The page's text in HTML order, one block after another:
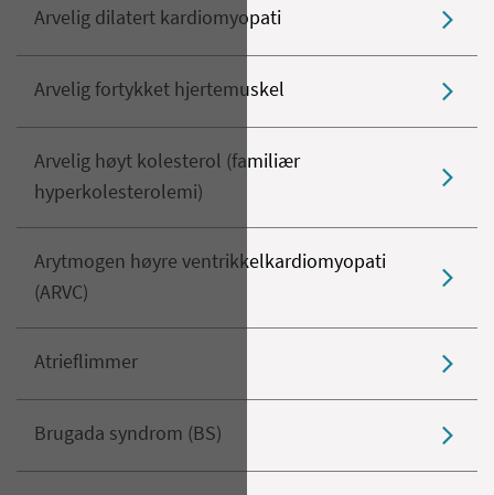
Arvelig dilatert kardiomyopati
Arvelig fortykket hjertemuskel
Arvelig høyt kolesterol (familiær
hyperkolesterolemi)
​Arytmogen høyre ventrikkelkardiomyopati
(ARVC)
Atrieflimmer
Brugada syndrom (BS)